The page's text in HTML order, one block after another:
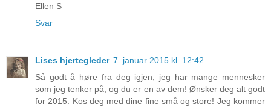
Ellen S
Svar
Lises hjertegleder 7. januar 2015 kl. 12:42
Så godt å høre fra deg igjen, jeg har mange mennesker
som jeg tenker på, og du er en av dem! Ønsker deg alt godt
for 2015. Kos deg med dine fine små og store! Jeg kommer